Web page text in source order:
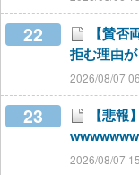
22
【賛
拒む理由
2026/08/07
23
【悲
2026/08/07